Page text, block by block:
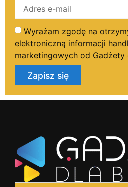
Wyrażam zgodę na
elektroniczną informacji
marketingowych od Gadżety
Zapisz się